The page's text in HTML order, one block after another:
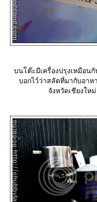
บนโต๊ะมีเครื่องปรุงเหมือ
บอกไว้ว่าสลัดที่มากับอา
จังหวัดเชียงให